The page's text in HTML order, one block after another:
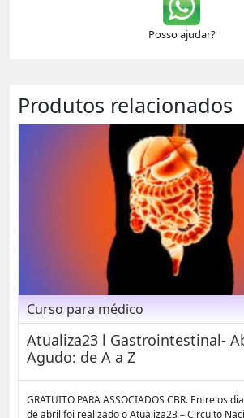
Posso ajudar?
Produtos relacionados
Curso para médico
Atualiza23 l Gastrointestinal-
Agudo: de A a Z
GRATUITO PARA ASSOCIADOS CBR. Entre os
de abril foi realizado o Atualiza23 – Circuito